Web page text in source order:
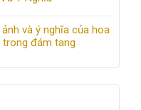
và ý nghĩa của hoa
đám tang